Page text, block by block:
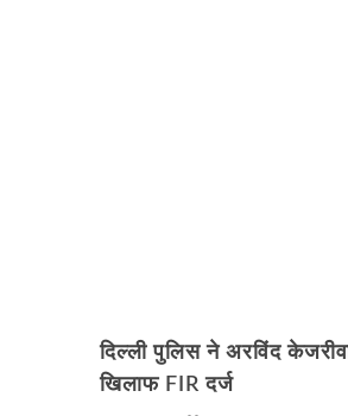
दिल्ली पुलिस ने अरविंद
खिलाफ FIR दर्ज